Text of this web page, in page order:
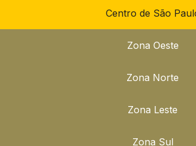
Centro de São
Zona Oeste
Zona Norte
Zona Leste
Zona Sul